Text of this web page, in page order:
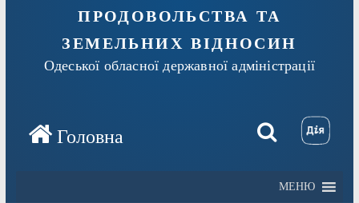
продовольства та
земельних відносин
Одеської обласної державної адміністрації
МЕНЮ